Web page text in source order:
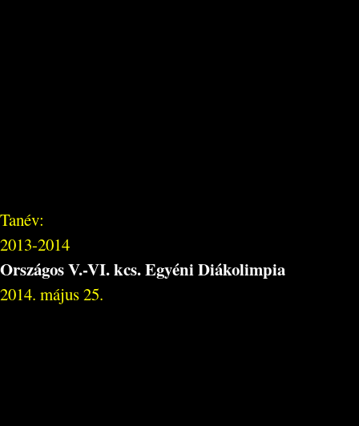
Tanév:
2013-2014
Országos V.-VI. kcs. Egyéni Diákolimpia
2014. május 25.